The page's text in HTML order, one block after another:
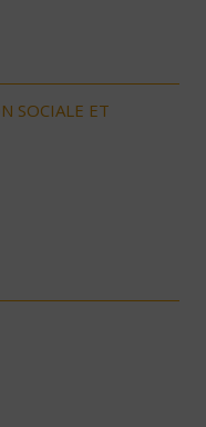
SOCIALE ET